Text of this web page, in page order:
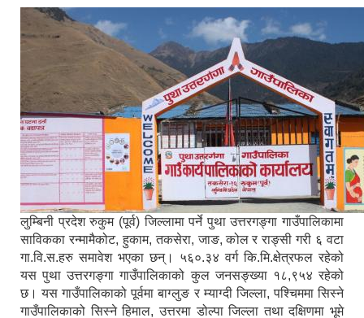
लुम्बिनी प्रदेश रुकुम (पूर्व) जिल्लामा पर्ने पुथा उत्तरगङ्गा गाउँपालिकामा
साविकका रन्मामैकोट, हुकाम, तकसेरा, जाङ, कोल र राङ्सी गरी ६ वटा
गा.वि.स.हरु समावेश भएका छन्। ५६०.३४ वर्ग कि.मि.क्षेत्रफल रहेको
यस पुथा उत्तरगङ्गा गाउँपालिकाको कुल जनसङ्ख्या १८,९५४ रहेको
छ। यस गाउँपालिकाको पूर्वमा बाग्लुङ र म्याग्दी जिल्ला, पश्चिममा सिस्ने
गाउँपालिकाको सिस्ने हिमाल, उत्तरमा डोल्पा जिल्ला तथा दक्षिणमा भूमे